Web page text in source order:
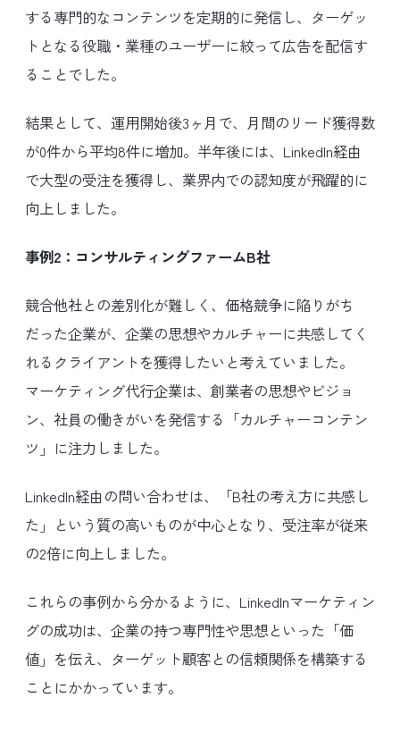
する専門的なコンテンツを定期的に発信し、ターゲッ
トとなる役職・業種のユーザーに絞って広告を配信す
ることでした。
結果として、運用開始後3ヶ月で、月間のリード獲得数
が0件から平均8件に増加。半年後には、LinkedIn経由
で大型の受注を獲得し、業界内での認知度が飛躍的に
向上しました。
事例2：コンサルティングファームB社
競合他社との差別化が難しく、価格競争に陥りがち
だった企業が、企業の思想やカルチャーに共感してく
れるクライアントを獲得したいと考えていました。
マーケティング代行企業は、創業者の思想やビジョ
ン、社員の働きがいを発信する「カルチャーコンテン
ツ」に注力しました。
LinkedIn経由の問い合わせは、「B社の考え方に共感し
た」という質の高いものが中心となり、受注率が従来
の2倍に向上しました。
これらの事例から分かるように、LinkedInマーケティン
グの成功は、企業の持つ専門性や思想といった「価
値」を伝え、ターゲット顧客との信頼関係を構築する
ことにかかっています。